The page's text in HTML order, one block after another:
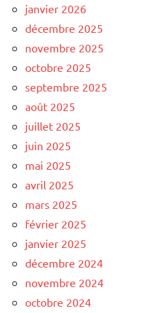
janvier 2026
décembre 2025
novembre 2025
octobre 2025
septembre 2025
août 2025
juillet 2025
juin 2025
mai 2025
avril 2025
mars 2025
février 2025
janvier 2025
décembre 2024
novembre 2024
octobre 2024